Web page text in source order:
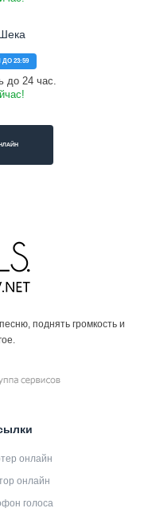
23:59
до 24 час.
поднять громкость и
онлайн
онлайн
голоса